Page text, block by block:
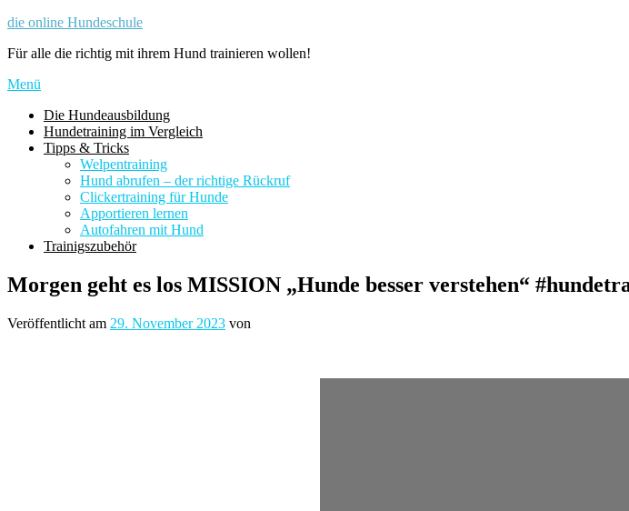
Zum
springen
die online Hundeschule
Für alle die richtig mit ihrem Hund trainieren wollen!
Menü
Die Hundeausbildung
Hundetraining im Vergleich
Tipps & Tricks
Welpentraining
Hund abrufen – der richtige Rückruf
Clickertraining für Hunde
Apportieren lernen
Autofahren mit Hund
Trainigszubehör
Morgen geht es los MISSION „Hunde besser verstehen“
Veröffentlicht am 29. November 2023 von